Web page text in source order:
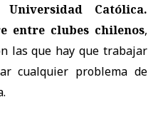
Católica.
entre clubes chilenos,
las que hay que trabajar
cualquier problema de